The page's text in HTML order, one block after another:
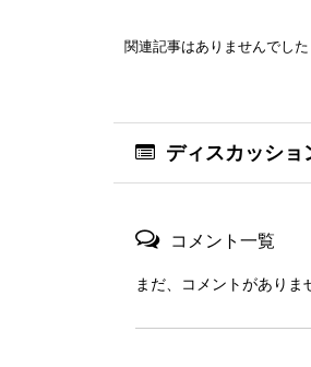
関連記事はありませんでした
ディスカッショ
コメント一覧
まだ、コメントがありま